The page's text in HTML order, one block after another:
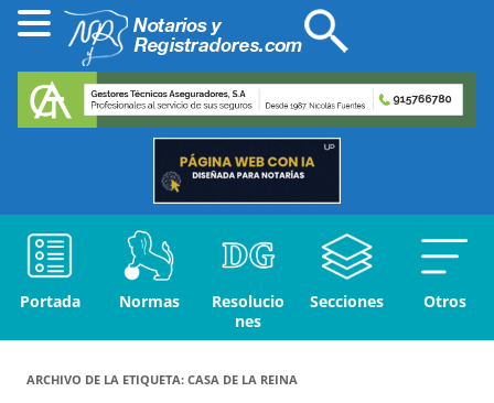
Portada Normas
Resolucio
nes
Secciones Otros
ARCHIVO DE LA ETIQUETA: CASA DE LA REINA